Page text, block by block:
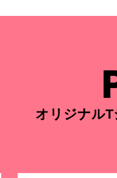
オリジナル